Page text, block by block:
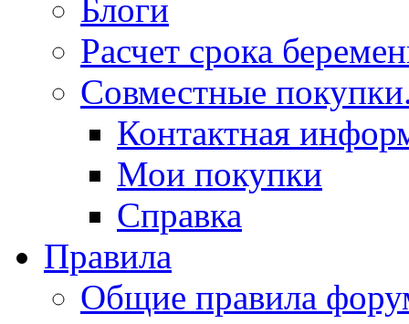
Блоги
Расчет срока
Совместные
Контактная
Мои покупки
Справка
Правила
Общие правила